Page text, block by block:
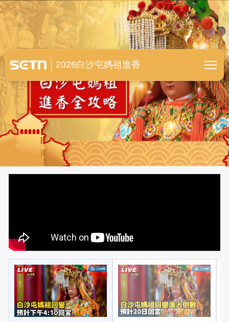
白沙屯媽祖進香全紀錄
2026白沙屯媽祖進香